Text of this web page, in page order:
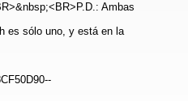
Ambas
es sólo uno, y está en la